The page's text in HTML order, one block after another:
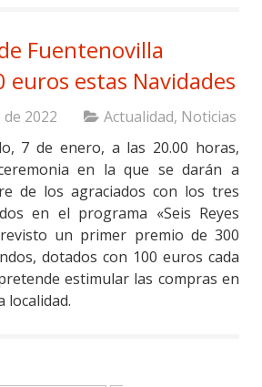
Fuentenovilla
euros estas Navidades
2022 Actualidad, Noticias
7 de enero, a las 20.00 horas,
en la que se darán a
de los agraciados con los tres
en el programa «Seis Reyes
un primer premio de 300
dotados con 100 euros cada
estimular las compras en
localidad.